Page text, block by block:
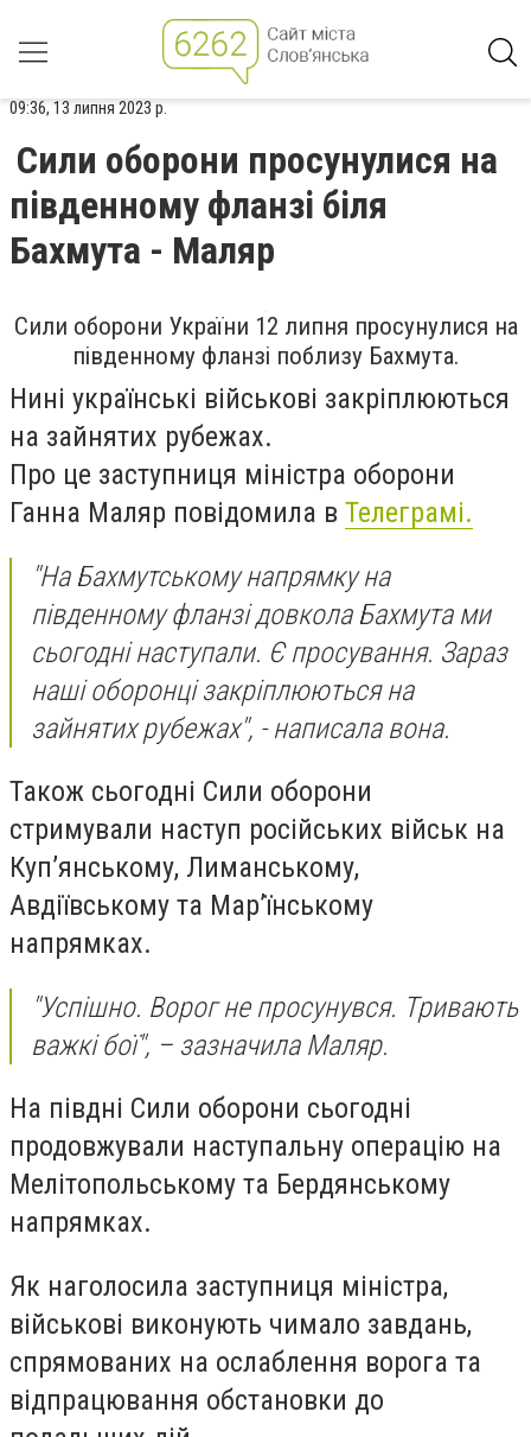
09:36, 13 липня 2023 р.
Сили оборони просунулися на
південному фланзі біля
Бахмута - Маляр
Сили оборони України 12 липня просунулися на
південному фланзі поблизу Бахмута.
Нині українські військові закріплюються
на зайнятих рубежах.
Про це заступниця міністра оборони
Ганна Маляр повідомила в Телеграмі.
"На Бахмутському напрямку на
південному фланзі довкола Бахмута ми
сьогодні наступали. Є просування. Зараз
наші оборонці закріплюються на
зайнятих рубежах", - написала вона.
Також сьогодні Сили оборони
стримували наступ російських військ на
Куп’янському, Лиманському,
Авдіївському та Мар’їнському
напрямках.
"Успішно. Ворог не просунувся. Тривають
важкі бої", – зазначила Маляр.
На півдні Сили оборони сьогодні
продовжували наступальну операцію на
Мелітопольському та Бердянському
напрямках.
Як наголосила заступниця міністра,
військові виконують чимало завдань,
спрямованих на ослаблення ворога та
відпрацювання обстановки до